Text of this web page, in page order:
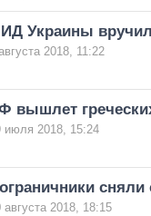
Украины вручил
2018, 11:22
вышлет
июля 2018, 15:24
сняли
августа 2018, 18:15